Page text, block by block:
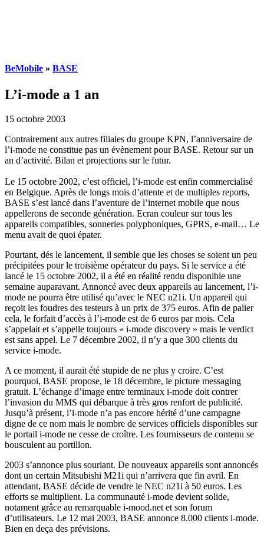
BeMobile » BASE
L’i-mode a 1 an
15 octobre 2003
Contrairement aux autres filiales du groupe KPN, l’anniversaire de
l’i-mode ne constitue pas un évènement pour BASE. Retour sur un
an d’activité. Bilan et projections sur le futur.
Le 15 octobre 2002, c’est officiel, l’i-mode est enfin commercialisé
en Belgique. Après de longs mois d’attente et de multiples reports,
BASE s’est lancé dans l’aventure de l’internet mobile que nous
appellerons de seconde génération. Ecran couleur sur tous les
appareils compatibles, sonneries polyphoniques, GPRS, e-mail… Le
menu avait de quoi épater.
Pourtant, dés le lancement, il semble que les choses se soient un peu
précipitées pour le troisième opérateur du pays. Si le service a été
lancé le 15 octobre 2002, il a été en réalité rendu disponible une
semaine auparavant. Annoncé avec deux appareils au lancement, l’i-
mode ne pourra être utilisé qu’avec le NEC n21i. Un appareil qui
reçoit les foudres des testeurs à un prix de 375 euros. Afin de palier
cela, le forfait d’accès à l’i-mode est de 6 euros par mois. Cela
s’appelait et s’appelle toujours « i-mode discovery » mais le verdict
est sans appel. Le 7 décembre 2002, il n’y a que 300 clients du
service i-mode.
A ce moment, il aurait été stupide de ne plus y croire. C’est
pourquoi, BASE propose, le 18 décembre, le picture messaging
gratuit. L’échange d’image entre terminaux i-mode doit contrer
l’invasion du MMS qui débarque à très gros renfort de publicité.
Jusqu’à présent, l’i-mode n’a pas encore hérité d’une campagne
digne de ce nom mais le nombre de services officiels disponibles sur
le portail i-mode ne cesse de croître. Les fournisseurs de contenu se
bousculent au portillon.
2003 s’annonce plus souriant. De nouveaux appareils sont annoncés
dont un certain Mitsubishi M21i qui n’arrivera que fin avril. En
attendant, BASE décide de vendre le NEC n21i à 50 euros. Les
efforts se multiplient. La communauté i-mode devient solide,
notament grâce au remarquable i-mood.net et son forum
d’utilisateurs. Le 12 mai 2003, BASE annonce 8.000 clients i-mode.
Bien en deça des prévisions.